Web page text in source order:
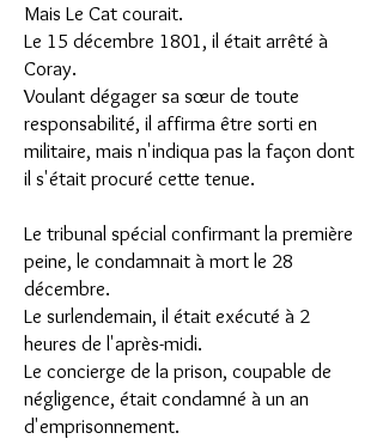
Mais Le Cat courait.
Le 15 décembre 1801, il était arrêté à
Coray.
Voulant dégager sa sœur de toute
responsabilité, il affirma être sorti en
militaire, mais n'indiqua pas la façon dont
il s'était procuré cette tenue.
Le tribunal spécial confirmant la première
peine, le condamnait à mort le 28
décembre.
Le surlendemain, il était exécuté à 2
heures de l'après-midi.
Le concierge de la prison, coupable de
négligence, était condamné à un an
d'emprisonnement.